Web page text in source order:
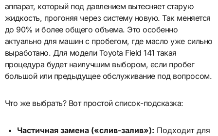
аппарат, который под давлением вытесняет старую
жидкость, прогоняя через систему новую. Так меняется
до 90% и более общего объема. Это особенно
актуально для машин с пробегом, где масло уже сильно
выработано. Для модели Toyota Field 141 такая
процедура будет наилучшим выбором, если пробег
большой или предыдущее обслуживание под вопросом.
Что же выбрать? Вот простой список-подсказка:
Частичная замена («слив-залив»): Подходит для